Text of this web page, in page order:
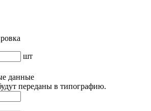
шт
данные
переданы в типографию.